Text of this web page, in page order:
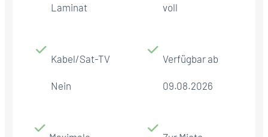
Laminat voll
Kabel/Sat-TV
Nein
Verfügbar ab
09.08.2026